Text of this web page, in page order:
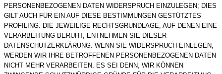
PERSONENBEZOGENEN DATEN WIDERSPRUCH EINZULEGEN; DIES
GILT AUCH FÜR EIN AUF DIESE BESTIMMUNGEN GESTÜTZTES
PROFILING. DIE JEWEILIGE RECHTSGRUNDLAGE, AUF DENEN EINE
VERARBEITUNG BERUHT, ENTNEHMEN SIE DIESER
DATENSCHUTZERKLÄRUNG. WENN SIE WIDERSPRUCH EINLEGEN,
WERDEN WIR IHRE BETROFFENEN PERSONENBEZOGENEN DATEN
NICHT MEHR VERARBEITEN, ES SEI DENN, WIR KÖNNEN